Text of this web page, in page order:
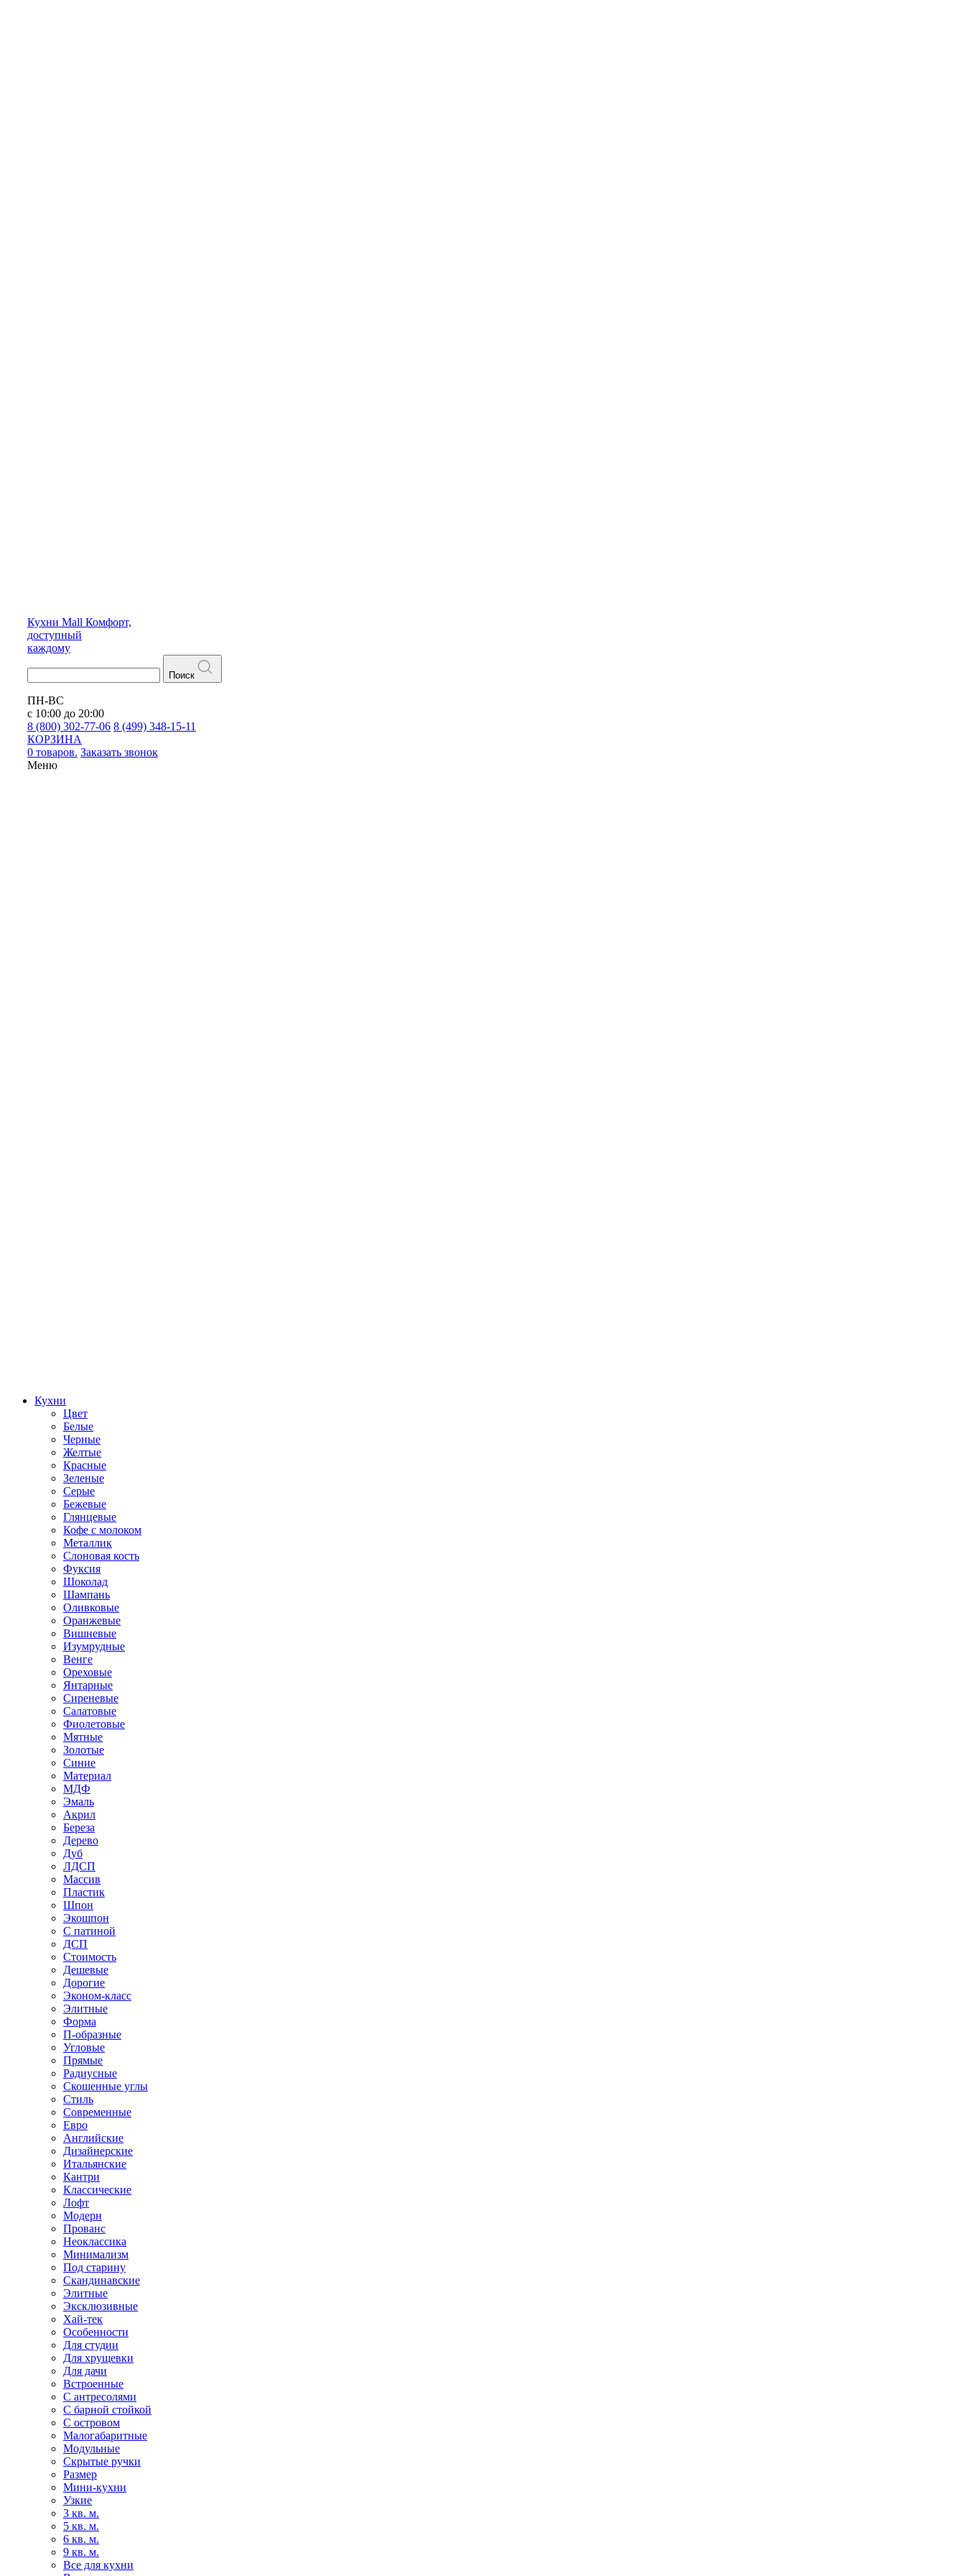
Кухни Mall Комфорт,
доступный
каждому
Поиск
ПН-ВС
с 10:00 до 20:00
8 (800) 302-77-06 8 (499) 348-15-11
КОРЗИНА
0 товаров. Заказать звонок
Меню
Кухни
Цвет
Белые
Черные
Желтые
Красные
Зеленые
Серые
Бежевые
Глянцевые
Кофе с молоком
Металлик
Слоновая кость
Фуксия
Шоколад
Шампань
Оливковые
Оранжевые
Вишневые
Изумрудные
Венге
Ореховые
Янтарные
Сиреневые
Салатовые
Фиолетовые
Мятные
Золотые
Синие
Материал
МДФ
Эмаль
Акрил
Береза
Дерево
Дуб
ЛДСП
Массив
Пластик
Шпон
Экошпон
С патиной
ДСП
Стоимость
Дешевые
Дорогие
Эконом-класс
Элитные
Форма
П-образные
Угловые
Прямые
Радиусные
Скошенные углы
Стиль
Современные
Евро
Английские
Дизайнерские
Итальянские
Кантри
Классические
Лофт
Модерн
Прованс
Неоклассика
Минимализм
Под старину
Скандинавские
Элитные
Эксклюзивные
Хай-тек
Особенности
Для студии
Для хрущевки
Для дачи
Встроенные
С антресолями
С барной стойкой
С островом
Малогабаритные
Модульные
Скрытые ручки
Размер
Мини-кухни
Узкие
3 кв. м.
5 кв. м.
6 кв. м.
9 кв. м.
Все для кухни